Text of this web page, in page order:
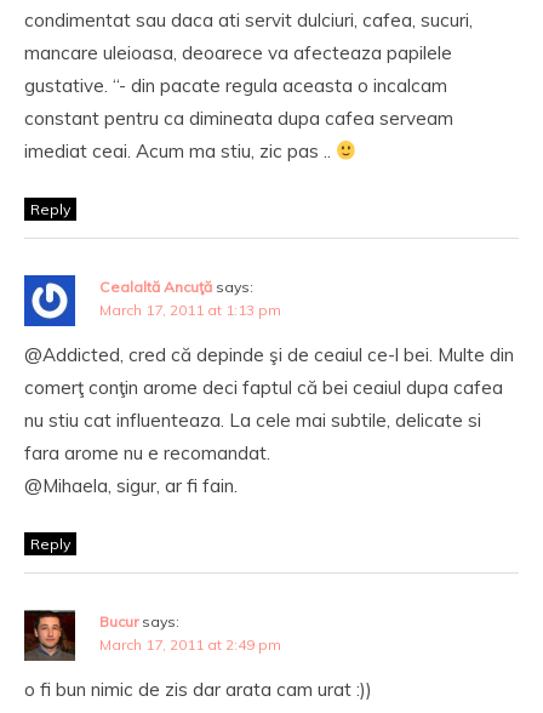
condimentat sau daca ati servit dulciuri, cafea, sucuri,
mancare uleioasa, deoarece va afecteaza papilele
gustative. “- din pacate regula aceasta o incalcam
constant pentru ca dimineata dupa cafea serveam
imediat ceai. Acum ma stiu, zic pas ..
Reply
Cealaltă Ancuţă says:
March 17, 2011 at 1:13 pm
@Addicted, cred că depinde şi de ceaiul ce-l bei. Multe din
comerţ conţin arome deci faptul că bei ceaiul dupa cafea
nu stiu cat influenteaza. La cele mai subtile, delicate si
fara arome nu e recomandat.
@Mihaela, sigur, ar fi fain.
Reply
Bucur says:
March 17, 2011 at 2:49 pm
o fi bun nimic de zis dar arata cam urat :))